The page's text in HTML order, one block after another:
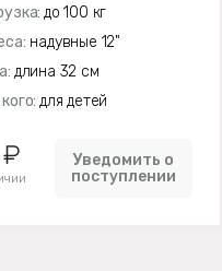
до 100 кг
надувные 12"
длина 32 см
для детей
Уведомить о
поступлении